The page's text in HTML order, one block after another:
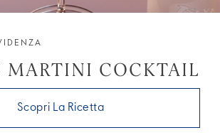
MARTINI COCKTAIL
Scopri La Ricetta